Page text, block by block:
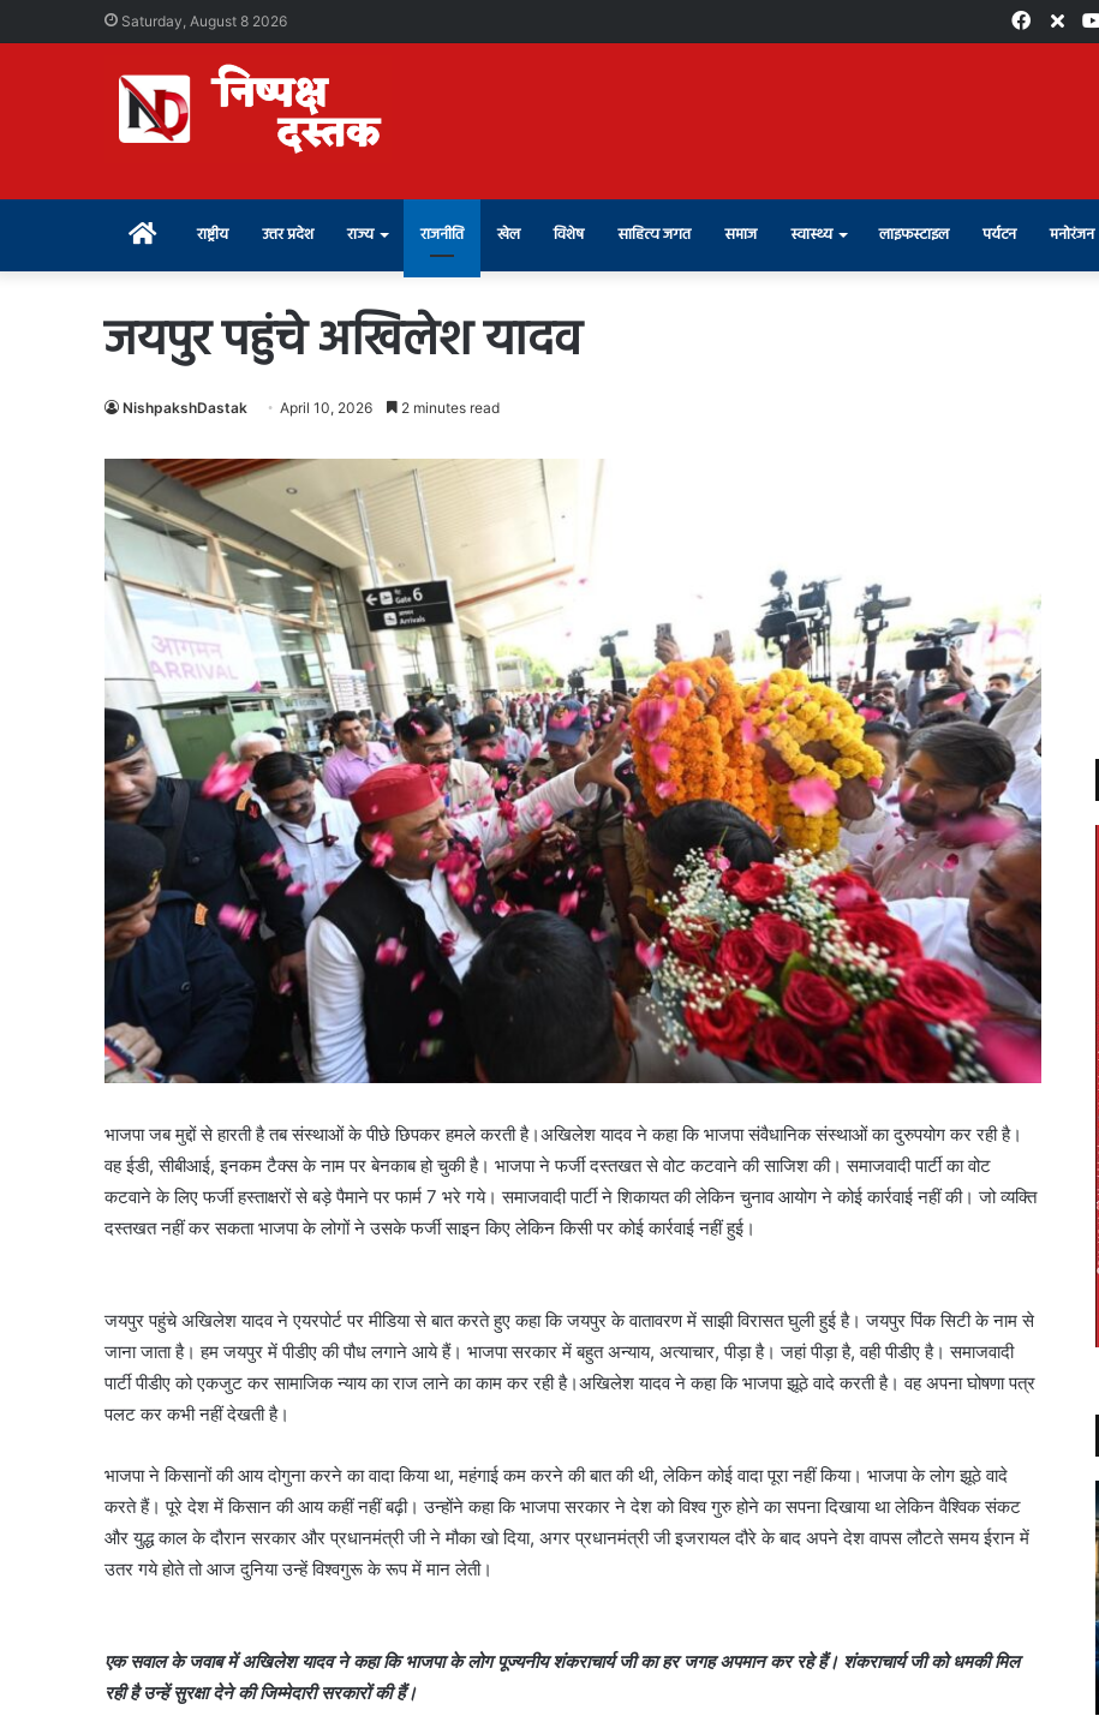
Saturday, August 8 2026 X
Home राष्ट्रीय उत्तर प्रदेश राज्य राजनीति खेल विशेष साहित्य जगत समाज स्वास्थ्य लाइफस्टाइल पर्यटन मनोरंजन
जयपुर पहुंचे अखिलेश यादव
NishpakshDastak April 10, 2026 2 minutes read
भाजपा जब मुद्दों से हारती है तब संस्थाओं के पीछे छिपकर हमले करती है।अखिलेश यादव ने कहा कि भाजपा संवैधानिक संस्थाओं का दुरुपयोग कर रही है।
वह ईडी, सीबीआई, इनकम टैक्स के नाम पर बेनकाब हो चुकी है। भाजपा ने फर्जी दस्तखत से वोट कटवाने की साजिश की। समाजवादी पार्टी का वोट
कटवाने के लिए फर्जी हस्ताक्षरों से बड़े पैमाने पर फार्म 7 भरे गये। समाजवादी पार्टी ने शिकायत की लेकिन चुनाव आयोग ने कोई कार्रवाई नहीं की। जो व्यक्ति
दस्तखत नहीं कर सकता भाजपा के लोगों ने उसके फर्जी साइन किए लेकिन किसी पर कोई कार्रवाई नहीं हुई।
जयपुर पहुंचे अखिलेश यादव ने एयरपोर्ट पर मीडिया से बात करते हुए कहा कि जयपुर के वातावरण में साझी विरासत घुली हुई है। जयपुर पिंक सिटी के नाम से
जाना जाता है। हम जयपुर में पीडीए की पौध लगाने आये हैं। भाजपा सरकार में बहुत अन्याय, अत्याचार, पीड़ा है। जहां पीड़ा है, वही पीडीए है। समाजवादी
पार्टी पीडीए को एकजुट कर सामाजिक न्याय का राज लाने का काम कर रही है।अखिलेश यादव ने कहा कि भाजपा झूठे वादे करती है। वह अपना घोषणा पत्र
पलट कर कभी नहीं देखती है।
भाजपा ने किसानों की आय दोगुना करने का वादा किया था, महंगाई कम करने की बात की थी, लेकिन कोई वादा पूरा नहीं किया। भाजपा के लोग झूठे वादे
करते हैं। पूरे देश में किसान की आय कहीं नहीं बढ़ी। उन्होंने कहा कि भाजपा सरकार ने देश को विश्व गुरु होने का सपना दिखाया था लेकिन वैश्विक संकट
और युद्ध काल के दौरान सरकार और प्रधानमंत्री जी ने मौका खो दिया, अगर प्रधानमंत्री जी इजरायल दौरे के बाद अपने देश वापस लौटते समय ईरान में
उतर गये होते तो आज दुनिया उन्हें विश्वगुरू के रूप में मान लेती।
एक सवाल के जवाब में अखिलेश यादव ने कहा कि भाजपा के लोग पूज्यनीय शंकराचार्य जी का हर जगह अपमान कर रहे हैं। शंकराचार्य जी को धमकी मिल
रही है उन्हें सुरक्षा देने की जिम्मेदारी सरकारों की हैं।